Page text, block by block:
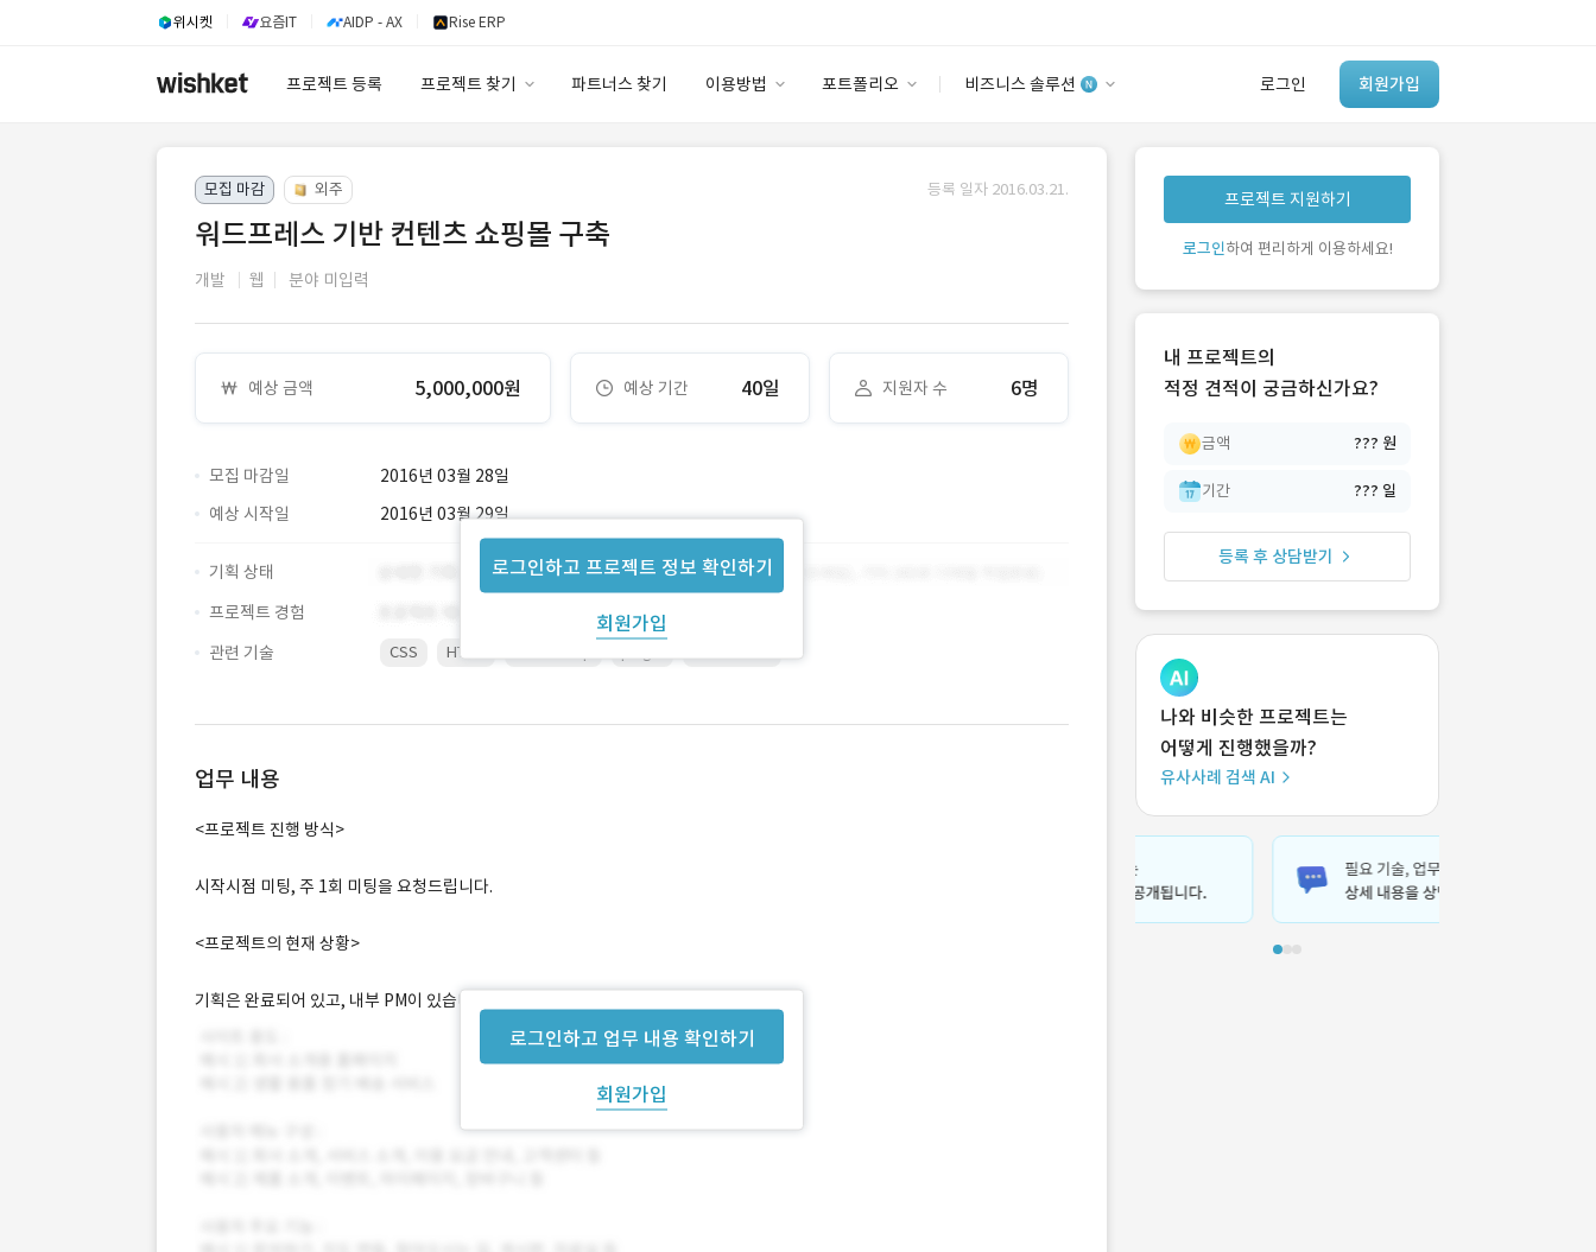
위시켓 요즘IT AIDP - AX Rise ERP
프로젝트 등록 프로젝트 찾기 파트너스 찾기 이용방법 포트폴리오 비즈니스 솔루션 로그인 회원가입
안심 코드 케어
유사사례 검색 AI
‘이런 거’ 만들어본
개발 회사 있어?
모집 마감 외주 등록 일자 2016.03.21.
워드프레스 기반 컨텐츠 쇼핑몰 구축
개발 웹 분야 미입력
예상 금액 5,000,000원 예상 기간 40일 지원자 수 6명
모집 마감일 2016년 03월 28일
로그인하고 프로젝트 정보 확인하기
회원가입
예상 시작일 2016년 03월 29일
기획 상태
프로젝트 경험
관련 기술
CSS HTML
업무 내용
로그인하고 업무 내용 확인하기
회원가입
<프로젝트 진행 방식>
시작시점 미팅, 주 1회 미팅을 요청드립니다.
<프로젝트의 현재 상황>
기획은 완료되어 있고, 내부 PM이 있습니다.
프로젝트 지원하기
로그인하여 편리하게 이용하세요!
내 프로젝트의
적정 견적이 궁금하신가요?
금액 ??? 원
기간 ??? 일
등록 후 상담받기
나와 비슷한 프로젝트는
어떻게 진행했을까?
유사사례 검색 AI